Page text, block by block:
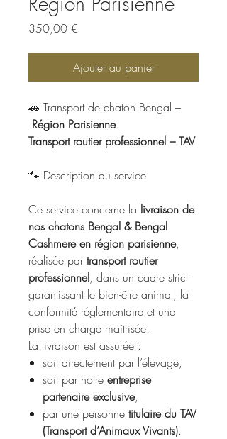
350,00 €
Ajouter au panier
🚗 Transport de chaton Bengal –
Région Parisienne
Transport routier professionnel – TAV
🐾 Description du service
Ce service concerne la livraison de
nos chatons Bengal & Bengal
Cashmere en région parisienne,
réalisée partransport routier
professionnel, dans un cadre strict
garantissant le bien-être animal, la
conformité réglementaire et une
prise en charge maîtrisée.
La livraison est assurée :
soit directement par l’élevage,
soit par notre entreprise
partenaire exclusive,
par une personne titulaire du TAV
(Transport d’Animaux Vivants).